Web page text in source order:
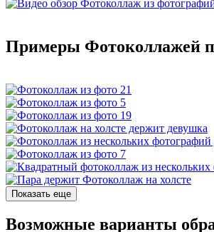
Примеры Фотоколлажей
Показать еще
Возможные варианты